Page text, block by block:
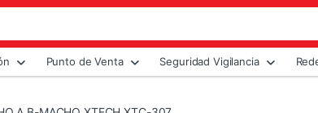
Punto de Venta Seguridad Vigilancia